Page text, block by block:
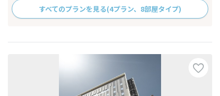
すべてのプランを見る(4プラン、8部屋タイプ)